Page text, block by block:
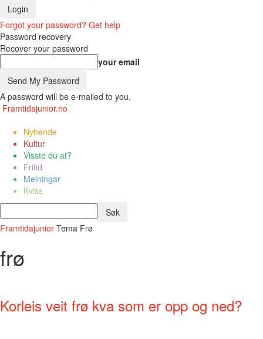
Forgot your password? Get help
Password recovery
Recover your password
your email
A password will be e-mailed to you.
Framtidajunior.no
Nyhende
Kultur
Visste du at?
Fritid
Meiningar
Kviss
Framtidajunior Tema Frø
frø
Korleis veit frø kva som er opp og ned?